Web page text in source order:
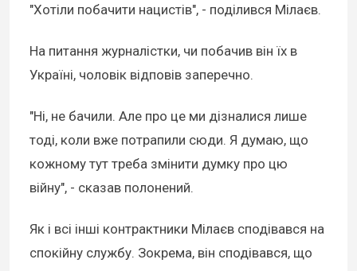
"Хотіли побачити нацистів", - поділився Мілаєв.
На питання журналістки, чи побачив він їх в
Україні, чоловік відповів заперечно.
"Ні, не бачили. Але про це ми дізналися лише
тоді, коли вже потрапили сюди. Я думаю, що
кожному тут треба змінити думку про цю
війну", - сказав полонений.
Як і всі інші контрактники Мілаєв сподівався на
спокійну службу. Зокрема, він сподівався, що